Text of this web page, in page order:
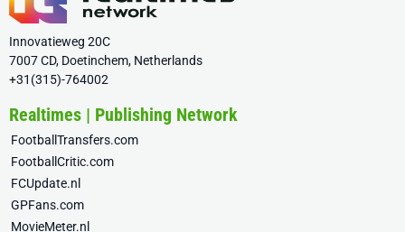
Innovatieweg 20C
7007 CD, Doetinchem, Netherlands
+31(315)-764002
Realtimes | Publishing Network
FootballTransfers.com
FootballCritic.com
FCUpdate.nl
GPFans.com
MovieMeter.nl